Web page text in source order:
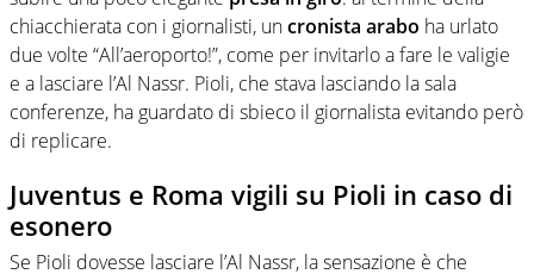
chiacchierata con i giornalisti, uncronista arabo ha urlato
due volte “All’aeroporto!”, come per invitarlo a fare le valigie
e a lasciare l’Al Nassr. Pioli, che stava lasciando la sala
conferenze, ha guardato di sbieco il giornalista evitando però
di replicare.
Juventus e Roma vigili su Pioli in caso di
esonero
Se Pioli dovesse lasciare l’Al Nassr, la sensazione è che